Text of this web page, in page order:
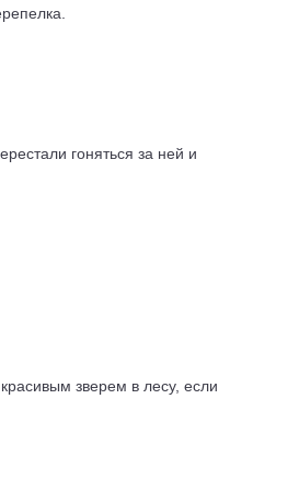
гоняться за ней и
зверем в лесу, если